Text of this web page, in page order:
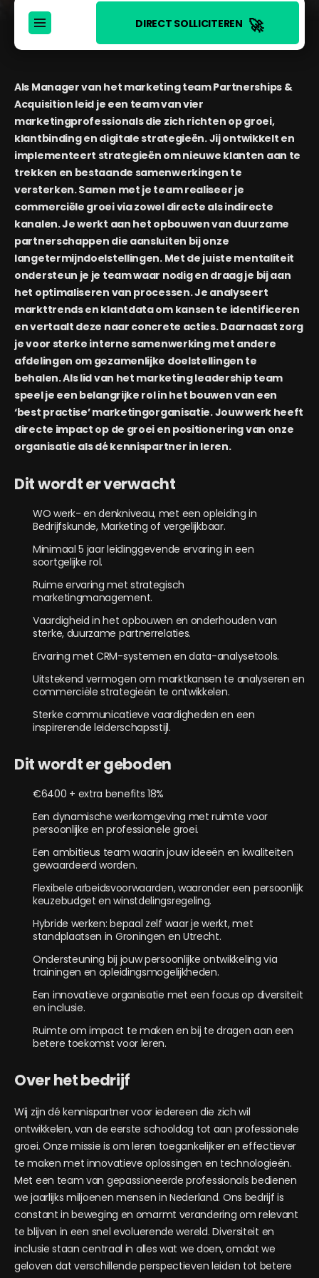
DIRECT SOLLICITEREN 🚀
Als Manager van het marketing team Partnerships &
Acquisition leid je een team van vier
marketingprofessionals die zich richten op groei,
klantbinding en digitale strategieën. Jij ontwikkelt en
implementeert strategieën om nieuwe klanten aan te
trekken en bestaande samenwerkingen te
versterken. Samen met je team realiseer je
commerciële groei via zowel directe als indirecte
kanalen. Je werkt aan het opbouwen van duurzame
partnerschappen die aansluiten bij onze
langetermijndoelstellingen. Met de juiste mentaliteit
ondersteun je je team waar nodig en draag je bij aan
het optimaliseren van processen. Je analyseert
markttrends en klantdata om kansen te identificeren
en vertaalt deze naar concrete acties. Daarnaast zorg
je voor sterke interne samenwerking met andere
afdelingen om gezamenlijke doelstellingen te
behalen. Als lid van het marketing leadership team
speel je een belangrijke rol in het bouwen van een
‘best practise’ marketingorganisatie. Jouw werk heeft
directe impact op de groei en positionering van onze
organisatie als dé kennispartner in leren.
Dit wordt er verwacht
WO werk- en denkniveau, met een opleiding in
Bedrijfskunde, Marketing of vergelijkbaar.
Minimaal 5 jaar leidinggevende ervaring in een
soortgelijke rol.
Ruime ervaring met strategisch
marketingmanagement.
Vaardigheid in het opbouwen en onderhouden van
sterke, duurzame partnerrelaties.
Ervaring met CRM-systemen en data-analysetools.
Uitstekend vermogen om marktkansen te analyseren en
commerciële strategieën te ontwikkelen.
Sterke communicatieve vaardigheden en een
inspirerende leiderschapsstijl.
Dit wordt er geboden
€6400 + extra benefits 18%
Een dynamische werkomgeving met ruimte voor
persoonlijke en professionele groei.
Een ambitieus team waarin jouw ideeën en kwaliteiten
gewaardeerd worden.
Flexibele arbeidsvoorwaarden, waaronder een persoonlijk
keuzebudget en winstdelingsregeling.
Hybride werken: bepaal zelf waar je werkt, met
standplaatsen in Groningen en Utrecht.
Ondersteuning bij jouw persoonlijke ontwikkeling via
trainingen en opleidingsmogelijkheden.
Een innovatieve organisatie met een focus op diversiteit
en inclusie.
Ruimte om impact te maken en bij te dragen aan een
betere toekomst voor leren.
Over het bedrijf
Wij zijn dé kennispartner voor iedereen die zich wil
ontwikkelen, van de eerste schooldag tot aan professionele
groei. Onze missie is om leren toegankelijker en effectiever
te maken met innovatieve oplossingen en technologieën.
Met een team van gepassioneerde professionals bedienen
we jaarlijks miljoenen mensen in Nederland. Ons bedrijf is
constant in beweging en omarmt verandering om relevant
te blijven in een snel evoluerende wereld. Diversiteit en
inclusie staan centraal in alles wat we doen, omdat we
geloven dat verschillende perspectieven leiden tot betere